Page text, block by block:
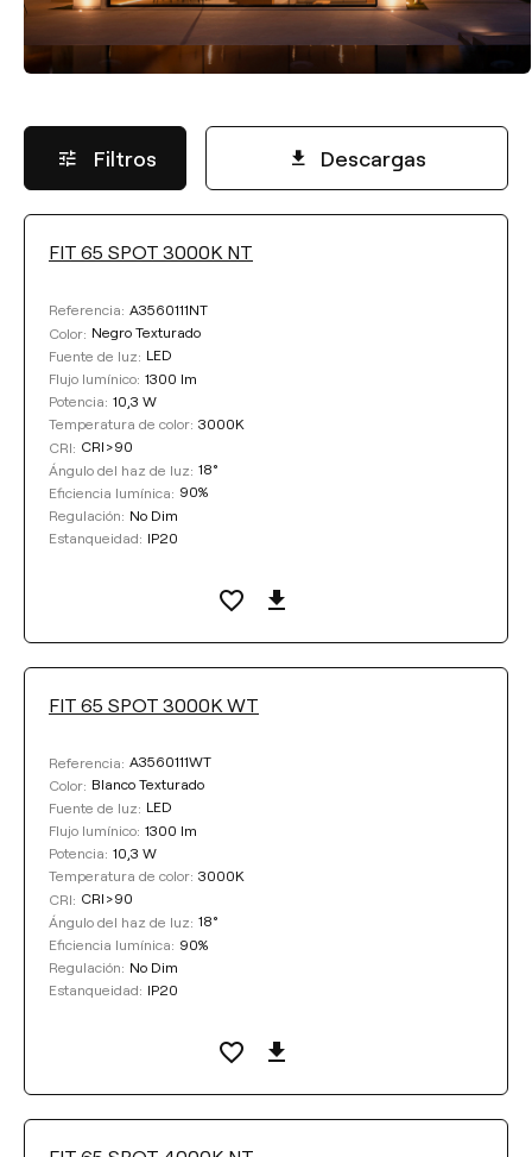
Filtros Descargas
FLUJO LUMÍNICO
Seleccionar
TEMPERATURA DE COLOR
Seleccionar
ÁNGULO DEL HAZ DE LUZ
18°
REGULACIÓN
No Dim
FIT 65 SPOT 3000K NT
Referencia: A3560111NT
Color: Negro Texturado
Fuente de luz: LED
Flujo lumínico: 1300 lm
Potencia: 10,3 W
Temperatura de color: 3000K
CRI: CRI>90
Ángulo del haz de luz: 18°
Eficiencia lumínica: 90%
Regulación: No Dim
Estanqueidad: IP20
FIT 65 SPOT 3000K WT
Referencia: A3560111WT
Color: Blanco Texturado
Fuente de luz: LED
Flujo lumínico: 1300 lm
Potencia: 10,3 W
Temperatura de color: 3000K
CRI: CRI>90
Ángulo del haz de luz: 18°
Eficiencia lumínica: 90%
Regulación: No Dim
Estanqueidad: IP20